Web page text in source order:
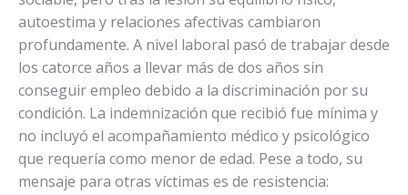
autoestima y relaciones afectivas cambiaron
profundamente. A nivel laboral pasó de trabajar desde
los catorce años a llevar más de dos años sin
conseguir empleo debido a la discriminación por su
condición. La indemnización que recibió fue mínima y
no incluyó el acompañamiento médico y psicológico
que requería como menor de edad. Pese a todo, su
mensaje para otras víctimas es de resistencia: